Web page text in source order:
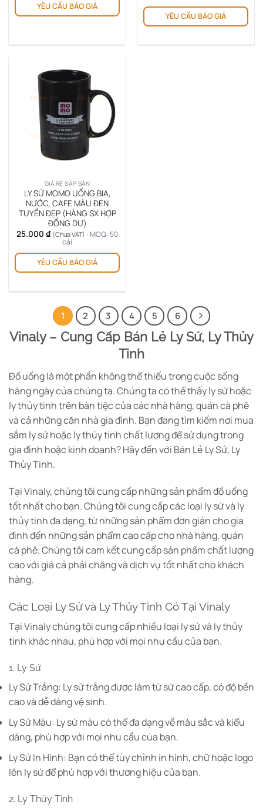
YÊU CẦU BÁO GIÁ 69.000
79.000
YÊU CẦU BÁO GIÁ
GIÁ RẺ SẬP SÀN
LY SỨ MOMO UỐNG BIA,
NƯỚC, CAFE MÀU ĐEN
TUYỀN ĐẸP (HÀNG SX HỢP
ĐỒNG DƯ)
25.000 ₫ (Chưa VAT) · MOQ: 50
cái
YÊU CẦU BÁO GIÁ
1 2 3 4 5 6
Vinaly – Cung Cấp Bán Lẻ Ly Sứ, Ly Thủy
Tinh
Đồ uống là một phần không thể thiếu trong cuộc sống
hàng ngày của chúng ta. Chúng ta có thể thấy ly sứ hoặc
ly thủy tinh trên bàn tiệc của các nhà hàng, quán cà phê
và cả những căn nhà gia đình. Bạn đang tìm kiếm nơi mua
sắm ly sứ hoặc ly thủy tinh chất lượng để sử dụng trong
gia đình hoặc kinh doanh? Hãy đến với Bán Lẻ Ly Sứ, Ly
Thủy Tinh.
Tại Vinaly, chúng tôi cung cấp những sản phẩm đồ uống
tốt nhất cho bạn. Chúng tôi cung cấp các loại ly sứ và ly
thủy tinh đa dạng, từ những sản phẩm đơn giản cho gia
đình đến những sản phẩm cao cấp cho nhà hàng, quán
cà phê. Chúng tôi cam kết cung cấp sản phẩm chất lượng
cao với giá cả phải chăng và dịch vụ tốt nhất cho khách
hàng.
Các Loại Ly Sứ và Ly Thủy Tinh Có Tại Vinaly
Tại Vinaly chúng tôi cung cấp nhiều loại ly sứ và ly thủy
tinh khác nhau, phù hợp với mọi nhu cầu của bạn.
1. Ly Sứ
Ly Sứ Trắng: Ly sứ trắng được làm từ sứ cao cấp, có độ bền
cao và dễ dàng vệ sinh.
Ly Sứ Màu: Ly sứ màu có thể đa dạng về màu sắc và kiểu
dáng, phù hợp với mọi nhu cầu của bạn.
Ly Sứ In Hình: Bạn có thể tùy chỉnh in hình, chữ hoặc logo
lên ly sứ để phù hợp với thương hiệu của bạn.
2. Ly Thủy Tinh